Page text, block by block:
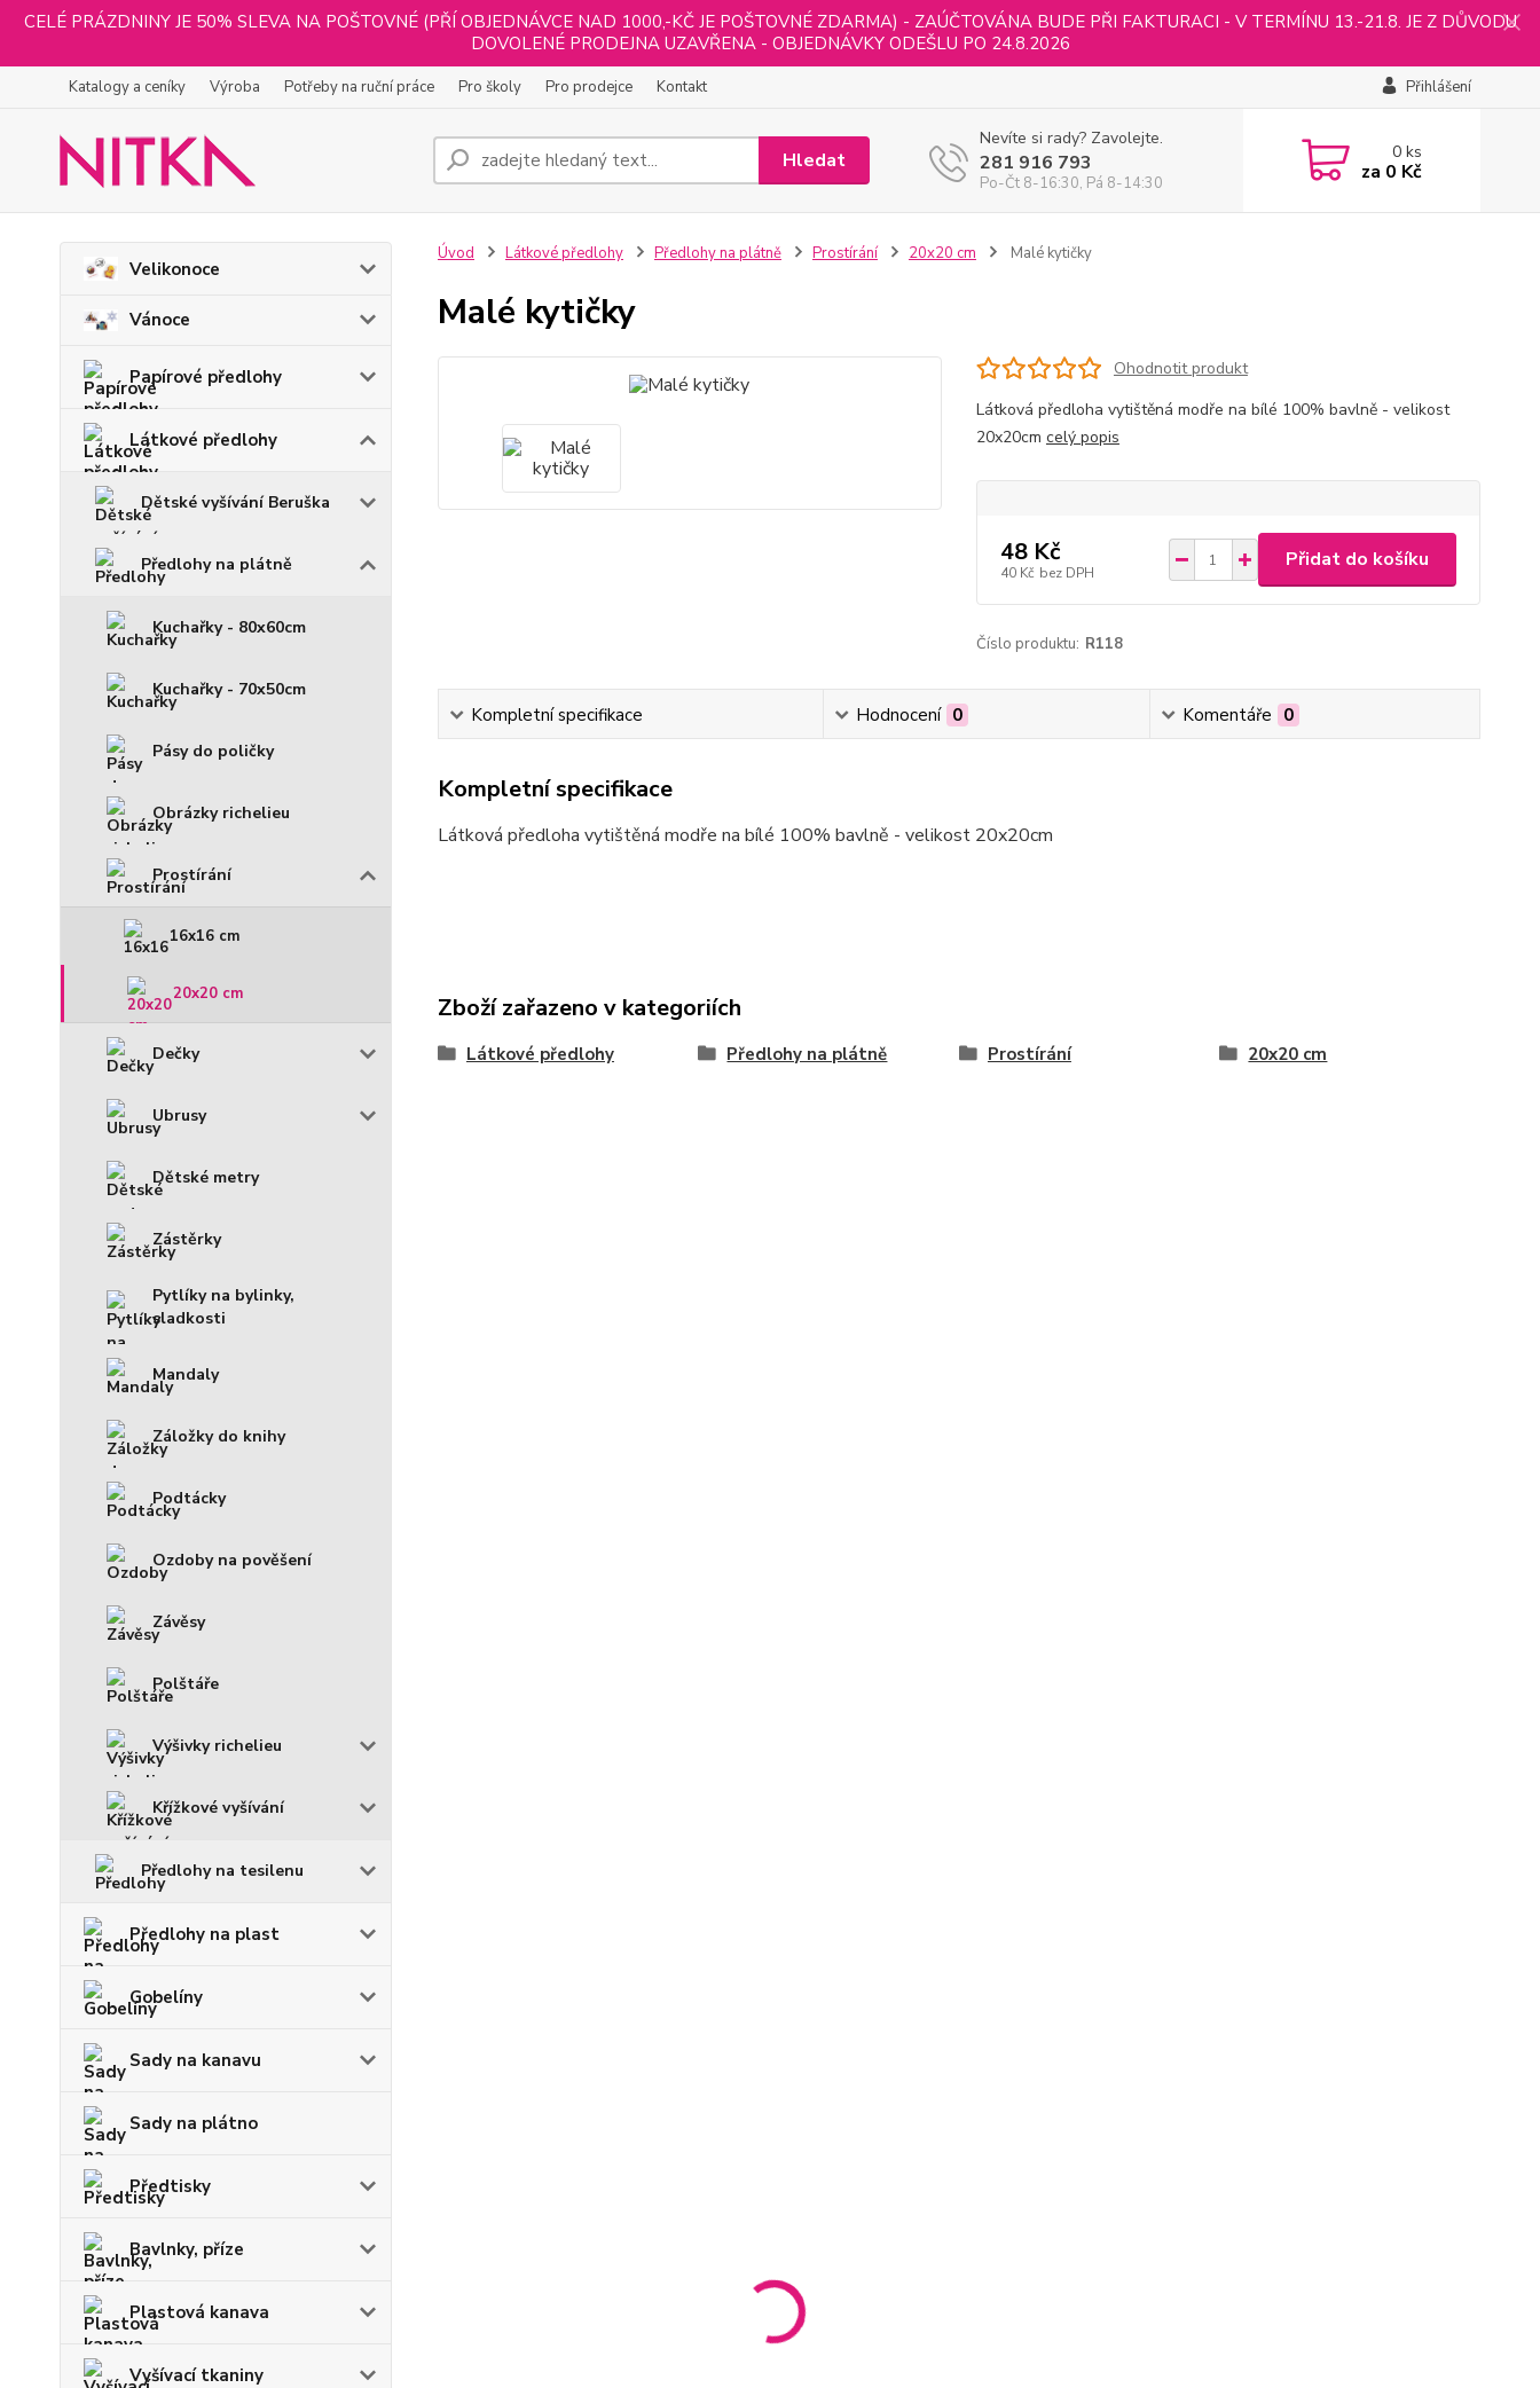
CELÉ PRÁZDNINY JE 50% SLEVA NA POŠTOVNÉ (PŘÍ OBJEDNÁVCE NAD 1000,-KČ JE POŠTOVNÉ ZDARMA) - ZAÚČTOVÁNA BUDE PŘI FAKTURACI - V TERMÍNU 13.-21.8. JE Z DŮVODU
DOVOLENÉ PRODEJNA UZAVŘENA - OBJEDNÁVKY ODEŠLU PO 24.8.2026
Katalogy a ceníky Výroba Potřeby na ruční práce Pro školy Pro prodejce Kontakt Přihlášení
Hledat
Nevíte si rady? Zavolejte.
281 916 793
Po-Čt 8-16:30, Pá 8-14:30
0ks
za 0 Kč
Velikonoce
Vánoce
Papírové předlohy
Látkové předlohy
Dětské vyšívání Beruška
Předlohy na plátně
Kuchařky - 80x60cm
Kuchařky - 70x50cm
Pásy do poličky
Obrázky richelieu
Prostírání
16x16 cm
20x20 cm
Dečky
Ubrusy
Dětské metry
Zástěrky
Pytlíky na bylinky,
sladkosti
Mandaly
Záložky do knihy
Podtácky
Ozdoby na pověšení
Závěsy
Polštáře
Výšivky richelieu
Křížkové vyšívání
Předlohy na tesilenu
Předlohy na plast
Gobelíny
Sady na kanavu
Sady na plátno
Předtisky
Bavlnky, příze
Plastová kanava
Vyšívací tkaniny
Úvod Látkové předlohy Předlohy na plátně Prostírání 20x20 cm Malé kytičky
Malé kytičky
Ohodnotit produkt
Látková předloha vytištěná modře na bílé 100% bavlně - velikost
20x20cm celý popis
48 Kč
40 Kč bez DPH
Přidat do košíku
Číslo produktu: R118
Kompletní specifikace Hodnocení 0 Komentáře 0
Kompletní specifikace
Látková předloha vytištěná modře na bílé 100% bavlně - velikost 20x20cm
Zboží zařazeno v kategoriích
Látkové předlohy Předlohy na plátně Prostírání 20x20 cm